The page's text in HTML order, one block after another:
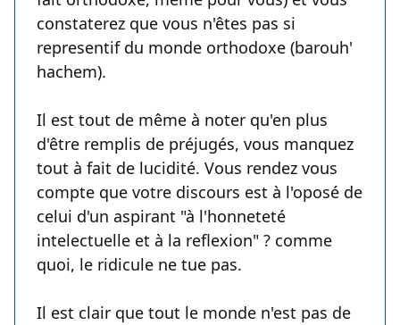
constaterez que vous n'êtes pas si
representif du monde orthodoxe (barouh'
hachem).
Il est tout de même à noter qu'en plus
d'être remplis de préjugés, vous manquez
tout à fait de lucidité. Vous rendez vous
compte que votre discours est à l'oposé de
celui d'un aspirant "à l'honneteté
intelectuelle et à la reflexion" ? comme
quoi, le ridicule ne tue pas.
Il est clair que tout le monde n'est pas de